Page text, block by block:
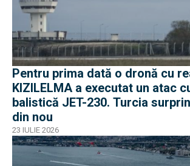
Pentru prima dată o dronă cu
KIZILELMA a executat un atac
balistică JET-230. Turcia
din nou
23 IULIE 2026